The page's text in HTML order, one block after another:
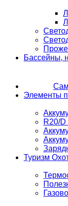
Бассейны,
Элементы
R20/D
Туризм